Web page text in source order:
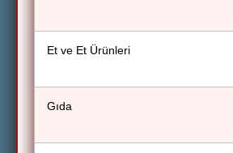
Et ve Et Ürünleri
Gıda